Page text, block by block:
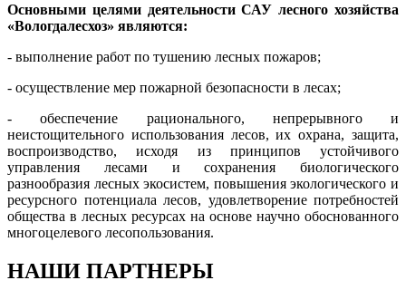
Основными целями деятельности САУ лесного хозяйства
«Вологдалесхоз» являются:
- выполнение работ по тушению лесных пожаров;
- осуществление мер пожарной безопасности в лесах;
- обеспечение рационального, непрерывного и
неистощительного использования лесов, их охрана, защита,
воспроизводство, исходя из принципов устойчивого
управления лесами и сохранения биологического
разнообразия лесных экосистем, повышения экологического и
ресурсного потенциала лесов, удовлетворение потребностей
общества в лесных ресурсах на основе научно обоснованного
многоцелевого лесопользования.
НАШИ ПАРТНЕРЫ